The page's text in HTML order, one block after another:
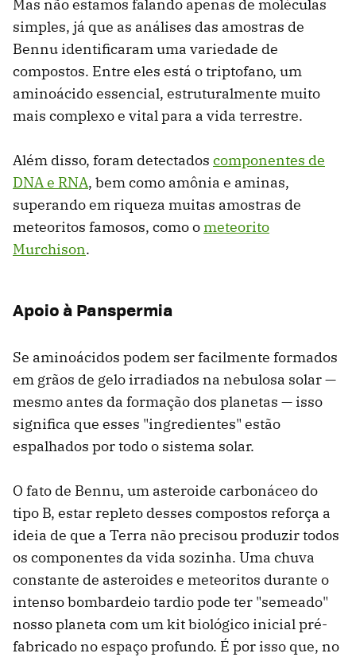
Mas não estamos falando apenas de moléculas
simples, já que as análises das amostras de
Bennu identificaram uma variedade de
compostos. Entre eles está o triptofano, um
aminoácido essencial, estruturalmente muito
mais complexo e vital para a vida terrestre.
Além disso, foram detectados componentes de
DNA e RNA, bem como amônia e aminas,
superando em riqueza muitas amostras de
meteoritos famosos, como ometeorito
Murchison.
Apoio à Panspermia
Se aminoácidos podem ser facilmente formados
em grãos de gelo irradiados na nebulosa solar —
mesmo antes da formação dos planetas — isso
significa que esses "ingredientes" estão
espalhados por todo o sistema solar.
O fato de Bennu, um asteroide carbonáceo do
tipo B, estar repleto desses compostos reforça a
ideia de que a Terra não precisou produzir todos
os componentes da vida sozinha. Uma chuva
constante de asteroides e meteoritos durante o
intenso bombardeio tardio pode ter "semeado"
nosso planeta com um kit biológico inicial pré-
fabricado no espaço profundo. É por isso que, no